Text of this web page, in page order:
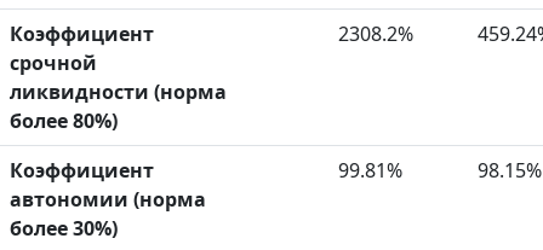
Коэффициент
срочной
ликвидности (норма
более 80%)
2308.2%
Коэффициент
автономии (норма
более 30%)
99.81% 98.15%